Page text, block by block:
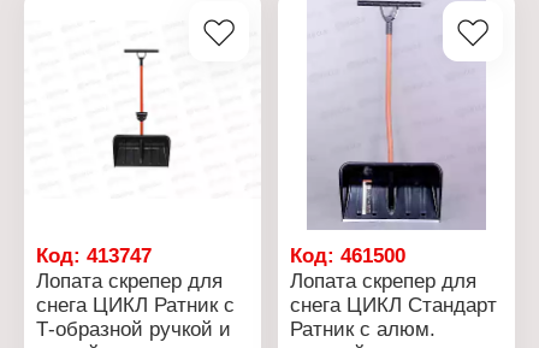
продолжительный срок
поставляется без
Характеристики:
Бренд: Интерм
Тип товара: Скребок для
черенка
Габаритные размеры:
295х459х67 мм
продолжительный срок
службы. Лопата
использованию.
Характеристики:
Бренд: Интерм
Тип товара: Скребок для
снега
Размер: 470х300 мм
Комплектация: с
черенком
Габаритные размеры:
1х459х78 мм
Код: 413747
Лопата скрепер для
снега ЦИКЛ Ратник с
Т-образной ручкой и
Код:461500
Лопата скрепер для
снега ЦИКЛ Стандарт
Ратник с алюм.